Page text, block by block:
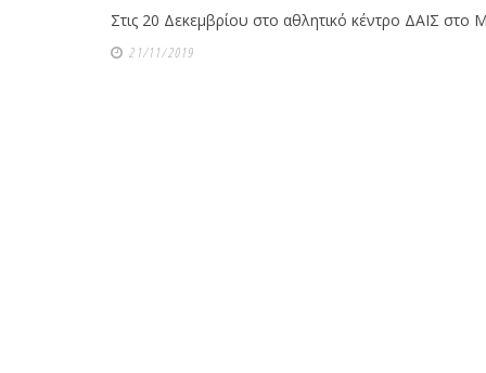
Στις 20 Δεκεμβρίου στο αθλητικό κέντρο ΔAΪΣ
21/11/2019